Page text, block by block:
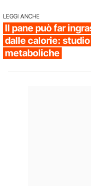
LEGGI ANCHE
Il pane può far
dalle calorie:
metaboliche